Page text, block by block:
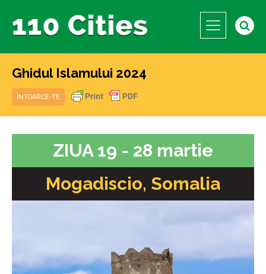
Ghidul Islamului 2024
ÎNTOARCE-TE
ZIUA 19 - 28 martie
Mogadiscio, Somalia